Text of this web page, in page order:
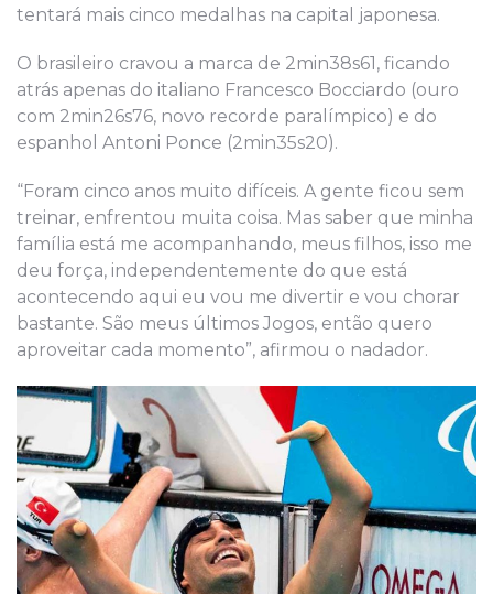
tentará mais cinco medalhas na capital japonesa.
O brasileiro cravou a marca de 2min38s61, ficando
atrás apenas do italiano Francesco Bocciardo (ouro
com 2min26s76, novo recorde paralímpico) e do
espanhol Antoni Ponce (2min35s20).
“Foram cinco anos muito difíceis. A gente ficou sem
treinar, enfrentou muita coisa. Mas saber que minha
família está me acompanhando, meus filhos, isso me
deu força, independentemente do que está
acontecendo aqui eu vou me divertir e vou chorar
bastante. São meus últimos Jogos, então quero
aproveitar cada momento”, afirmou o nadador.